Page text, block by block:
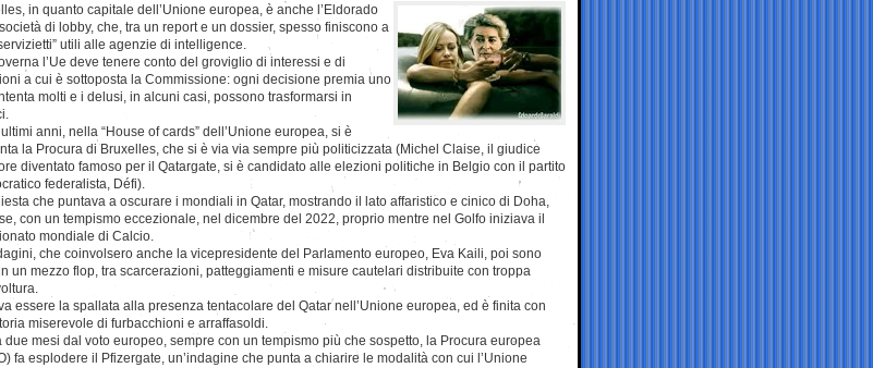
in quanto capitale dell’Unione europea, è anche l’Eldorado
di lobby, che, tra un report e un dossier, spesso finiscono a
utili alle agenzie di intelligence.
l’Ue deve tenere conto del groviglio di interessi e di
a cui è sottoposta la Commissione: ogni decisione premia uno
molti e i delusi, in alcuni casi, possono trasformarsi in
anni, nella “House of cards” dell’Unione europea, si è
la Procura di Bruxelles, che si è via via sempre più politicizzata (Michel Claise, il giudice
diventato famoso per il Qatargate, si è candidato alle elezioni politiche in Belgio con il partito
federalista, Défi).
che puntava a oscurare i mondiali in Qatar, mostrando il lato affaristico e cinico di Doha,
con un tempismo eccezionale, nel dicembre del 2022, proprio mentre nel Golfo iniziava il
mondiale di Calcio.
che coinvolsero anche la vicepresidente del Parlamento europeo, Eva Kaili, poi sono
un mezzo flop, tra scarcerazioni, patteggiamenti e misure cautelari distribuite con troppa
essere la spallata alla presenza tentacolare del Qatar nell’Unione europea, ed è finita con
miserevole di furbacchioni e arraffasoldi.
due mesi dal voto europeo, sempre con un tempismo più che sospetto, la Procura europea
fa esplodere il Pfizergate, un’indagine che punta a chiarire le modalità con cui l’Unione